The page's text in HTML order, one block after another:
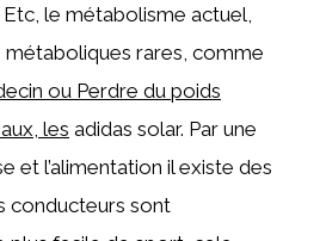
le métabolisme actuel,
métaboliques rares, comme
ou Perdre du poids
les adidas solar. Par une
et l’alimentation il existe des
conducteurs sont